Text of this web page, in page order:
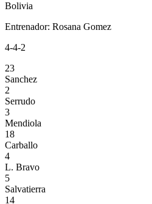
Bolivia
Entrenador: Rosana Gomez
4-4-2
23
Sanchez
2
Serrudo
3
Mendiola
18
Carballo
4
L. Bravo
5
Salvatierra
14